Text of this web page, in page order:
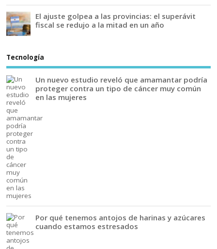
El ajuste golpea a las provincias: el superávit
fiscal se redujo a la mitad en un año
Tecnología
Un nuevo estudio reveló que amamantar podría
proteger contra un tipo de cáncer muy común
en las mujeres
Por qué tenemos antojos de harinas y azúcares
cuando estamos estresados